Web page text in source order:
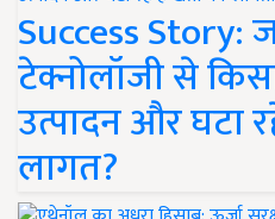
Success Story:
टेक्नोलॉजी से
उत्पादन और घटा
लागत?